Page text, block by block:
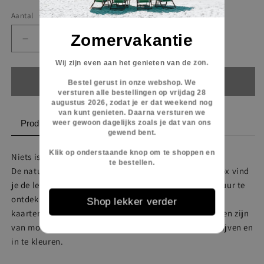
Aantal
Aantal
verlagen
voor
doe
dat
-
in
de
Natuur
Aantal
voor
Zo
doe
je
dat
in
Uitverkocht
Productbeschrijving Eigenschappen
Niets is fijner dan buiten zijn!
De natuur is overal en om ons heen. In deze stevige box vind
je de leukste opdrachten, tips en spelletjes om de natuur te
ontdekken. Supergezellig doosje met 40 verschillende
kaarten inclusief een houten kaartenhouder. De kaarten zijn
van mooi stevig karton en zijn geschikt om op te schrijven en
in te kleuren.
Zomervakantie
Wij zijn even aan het genieten van de zon.
Bestel gerust in onze webshop. We
versturen alle bestellingen op vrijdag 28
augustus 2026, zodat je er dat weekend nog
van kunt genieten. Daarna versturen we
weer gewoon dagelijks zoals je dat van ons
gewend bent.
Klik op onderstaande knop om te shoppen en
te bestellen.
Shop lekker verder